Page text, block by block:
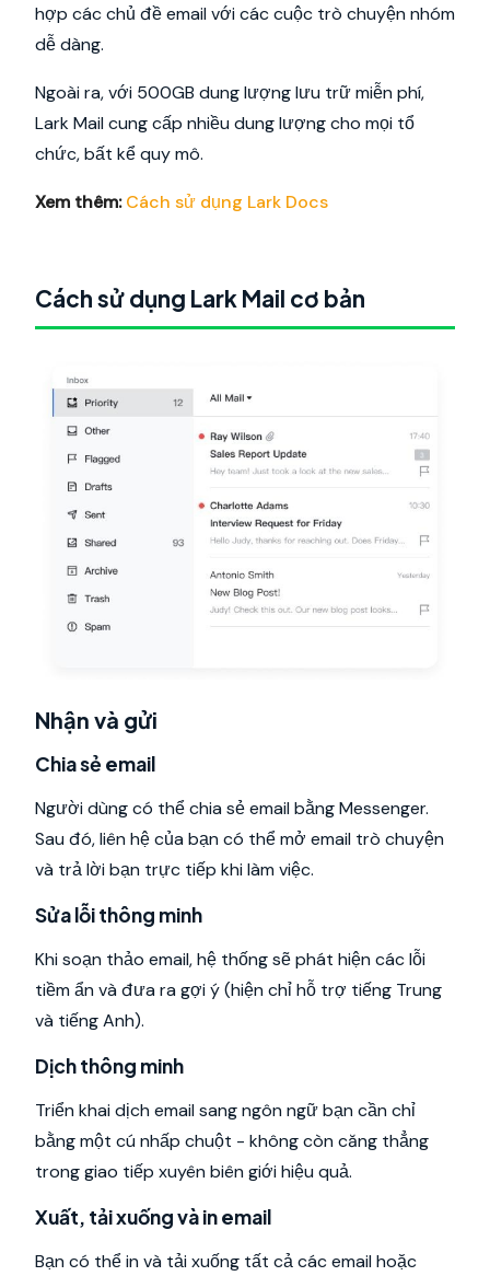
hợp các chủ đề email với các cuộc trò chuyện nhóm
dễ dàng.
Ngoài ra, với 500GB dung lượng lưu trữ miễn phí,
Lark Mail cung cấp nhiều dung lượng cho mọi tổ
chức, bất kể quy mô.
Xem thêm: Cách sử dụng Lark Docs
Cách sử dụng Lark Mail cơ bản
Nhận và gửi
Chia sẻ email
Người dùng có thể chia sẻ email bằng Messenger.
Sau đó, liên hệ của bạn có thể mở email trò chuyện
và trả lời bạn trực tiếp khi làm việc.
Sửa lỗi thông minh
Khi soạn thảo email, hệ thống sẽ phát hiện các lỗi
tiềm ẩn và đưa ra gợi ý (hiện chỉ hỗ trợ tiếng Trung
và tiếng Anh).
Dịch thông minh
Triển khai dịch email sang ngôn ngữ bạn cần chỉ
bằng một cú nhấp chuột - không còn căng thẳng
trong giao tiếp xuyên biên giới hiệu quả.
Xuất, tải xuống và in email
Bạn có thể in và tải xuống tất cả các email hoặc